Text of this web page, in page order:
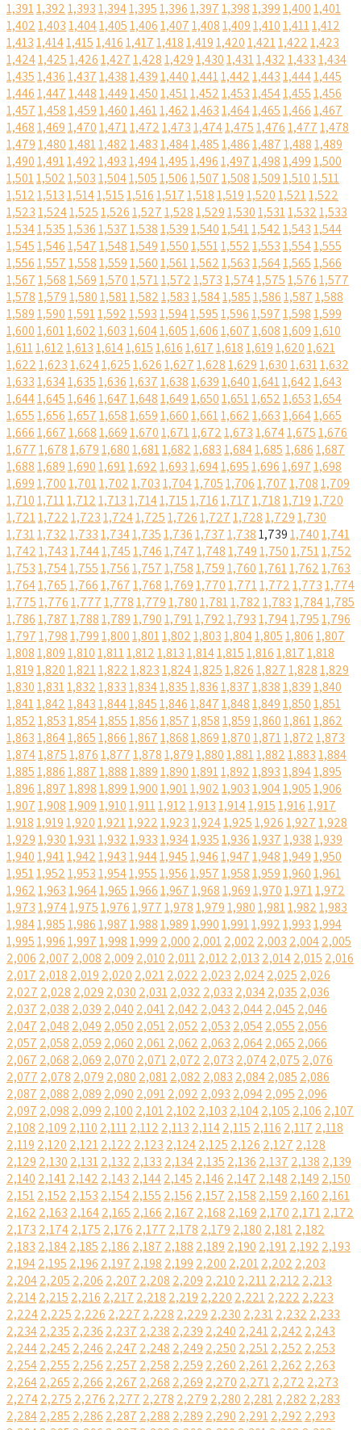
1,3911,3921,3931,3941,3951,3961,3971,3981,3991,4001,401
1,4021,4031,4041,4051,4061,4071,4081,4091,4101,4111,412
1,4131,4141,4151,4161,4171,4181,4191,4201,4211,4221,423
1,4241,4251,4261,4271,4281,4291,4301,4311,4321,4331,434
1,4351,4361,4371,4381,4391,4401,4411,4421,4431,4441,445
1,4461,4471,4481,4491,4501,4511,4521,4531,4541,4551,456
1,4571,4581,4591,4601,4611,4621,4631,4641,4651,4661,467
1,4681,4691,4701,4711,4721,4731,4741,4751,4761,4771,478
1,4791,4801,4811,4821,4831,4841,4851,4861,4871,4881,489
1,4901,4911,4921,4931,4941,4951,4961,4971,4981,4991,500
1,5011,5021,5031,5041,5051,5061,5071,5081,5091,5101,511
1,5121,5131,5141,5151,5161,5171,5181,5191,5201,5211,522
1,5231,5241,5251,5261,5271,5281,5291,5301,5311,5321,533
1,5341,5351,5361,5371,5381,5391,5401,5411,5421,5431,544
1,5451,5461,5471,5481,5491,5501,5511,5521,5531,5541,555
1,5561,5571,5581,5591,5601,5611,5621,5631,5641,5651,566
1,5671,5681,5691,5701,5711,5721,5731,5741,5751,5761,577
1,5781,5791,5801,5811,5821,5831,5841,5851,5861,5871,588
1,5891,5901,5911,5921,5931,5941,5951,5961,5971,5981,599
1,6001,6011,6021,6031,6041,6051,6061,6071,6081,6091,610
1,6111,6121,6131,6141,6151,6161,6171,6181,6191,6201,621
1,6221,6231,6241,6251,6261,6271,6281,6291,6301,6311,632
1,6331,6341,6351,6361,6371,6381,6391,6401,6411,6421,643
1,6441,6451,6461,6471,6481,6491,6501,6511,6521,6531,654
1,6551,6561,6571,6581,6591,6601,6611,6621,6631,6641,665
1,6661,6671,6681,6691,6701,6711,6721,6731,6741,6751,676
1,6771,6781,6791,6801,6811,6821,6831,6841,6851,6861,687
1,6881,6891,6901,6911,6921,6931,6941,6951,6961,6971,698
1,6991,7001,7011,7021,7031,7041,7051,7061,7071,7081,709
1,7101,7111,7121,7131,7141,7151,7161,7171,7181,7191,720
1,7211,7221,7231,7241,7251,7261,7271,7281,7291,730
1,7311,7321,7331,7341,7351,7361,7371,7381,7391,7401,741
1,7421,7431,7441,7451,7461,7471,7481,7491,7501,7511,752
1,7531,7541,7551,7561,7571,7581,7591,7601,7611,7621,763
1,7641,7651,7661,7671,7681,7691,7701,7711,7721,7731,774
1,7751,7761,7771,7781,7791,7801,7811,7821,7831,7841,785
1,7861,7871,7881,7891,7901,7911,7921,7931,7941,7951,796
1,7971,7981,7991,8001,8011,8021,8031,8041,8051,8061,807
1,8081,8091,8101,8111,8121,8131,8141,8151,8161,8171,818
1,8191,8201,8211,8221,8231,8241,8251,8261,8271,8281,829
1,8301,8311,8321,8331,8341,8351,8361,8371,8381,8391,840
1,8411,8421,8431,8441,8451,8461,8471,8481,8491,8501,851
1,8521,8531,8541,8551,8561,8571,8581,8591,8601,8611,862
1,8631,8641,8651,8661,8671,8681,8691,8701,8711,8721,873
1,8741,8751,8761,8771,8781,8791,8801,8811,8821,8831,884
1,8851,8861,8871,8881,8891,8901,8911,8921,8931,8941,895
1,8961,8971,8981,8991,9001,9011,9021,9031,9041,9051,906
1,9071,9081,9091,9101,9111,9121,9131,9141,9151,9161,917
1,9181,9191,9201,9211,9221,9231,9241,9251,9261,9271,928
1,9291,9301,9311,9321,9331,9341,9351,9361,9371,9381,939
1,9401,9411,9421,9431,9441,9451,9461,9471,9481,9491,950
1,9511,9521,9531,9541,9551,9561,9571,9581,9591,9601,961
1,9621,9631,9641,9651,9661,9671,9681,9691,9701,9711,972
1,9731,9741,9751,9761,9771,9781,9791,9801,9811,9821,983
1,9841,9851,9861,9871,9881,9891,9901,9911,9921,9931,994
1,9951,9961,9971,9981,999 2,000 2,0012,002 2,003 2,0042,005
2,006 2,007 2,008 2,009 2,010 2,0112,012 2,013 2,0142,015 2,016
2,017 2,018 2,019 2,020 2,0212,022 2,023 2,0242,025 2,026
2,027 2,028 2,029 2,030 2,0312,032 2,033 2,0342,035 2,036
2,037 2,038 2,039 2,040 2,0412,042 2,043 2,0442,045 2,046
2,047 2,048 2,049 2,050 2,0512,052 2,053 2,0542,055 2,056
2,057 2,058 2,059 2,060 2,0612,062 2,063 2,0642,065 2,066
2,067 2,068 2,069 2,070 2,0712,072 2,073 2,0742,075 2,076
2,077 2,078 2,079 2,080 2,0812,082 2,083 2,0842,085 2,086
2,087 2,088 2,089 2,090 2,0912,092 2,093 2,0942,095 2,096
2,097 2,098 2,099 2,100 2,1012,102 2,103 2,1042,105 2,106 2,107
2,108 2,109 2,110 2,1112,112 2,113 2,1142,115 2,116 2,117 2,118
2,119 2,120 2,1212,122 2,123 2,1242,125 2,126 2,127 2,128
2,129 2,130 2,1312,132 2,133 2,1342,135 2,136 2,137 2,138 2,139
2,140 2,1412,142 2,143 2,1442,145 2,146 2,147 2,148 2,149 2,150
2,1512,152 2,153 2,1542,155 2,156 2,157 2,158 2,159 2,160 2,161
2,162 2,163 2,1642,165 2,166 2,167 2,168 2,169 2,170 2,1712,172
2,173 2,1742,175 2,176 2,177 2,178 2,179 2,180 2,1812,182
2,183 2,1842,185 2,186 2,187 2,188 2,189 2,190 2,1912,192 2,193
2,1942,195 2,196 2,197 2,198 2,199 2,200 2,2012,202 2,203
2,2042,205 2,206 2,207 2,208 2,209 2,210 2,2112,212 2,213
2,2142,215 2,216 2,217 2,218 2,219 2,220 2,2212,222 2,223
2,2242,225 2,226 2,227 2,228 2,229 2,230 2,2312,232 2,233
2,2342,235 2,236 2,237 2,238 2,239 2,240 2,2412,242 2,243
2,2442,245 2,246 2,247 2,248 2,249 2,250 2,2512,252 2,253
2,2542,255 2,256 2,257 2,258 2,259 2,260 2,2612,262 2,263
2,2642,265 2,266 2,267 2,268 2,269 2,270 2,2712,272 2,273
2,2742,275 2,276 2,277 2,278 2,279 2,280 2,2812,282 2,283
2,2842,285 2,286 2,287 2,288 2,289 2,290 2,2912,292 2,293